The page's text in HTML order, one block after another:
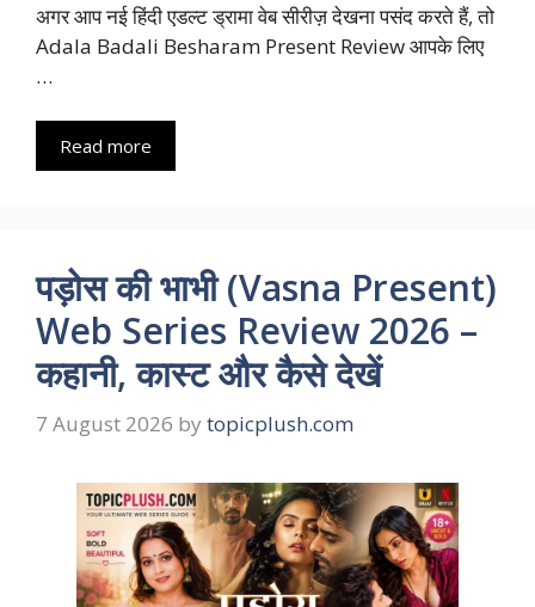
अगर आप नई हिंदी एडल्ट ड्रामा वेब सीरीज़ देखना पसंद करते हैं, तो
Adala Badali Besharam Present Review आपके लिए
…
Read more
पड़ोस की भाभी (Vasna Present)
Web Series Review 2026 –
कहानी, कास्ट और कैसे देखें
7 August 2026 by topicplush.com